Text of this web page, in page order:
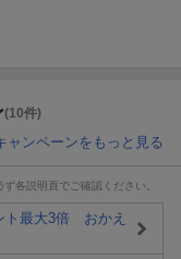
(10件)
ャンペーンをもっと見る
各説明頁でご確認ください。
ト最大3倍 おかえ